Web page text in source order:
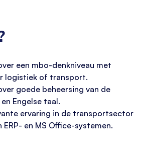
een mbo-denkniveau met
logistiek of transport.
goede beheersing van de
Engelse taal.
ervaring in de transportsector
ERP- en MS Office-systemen.